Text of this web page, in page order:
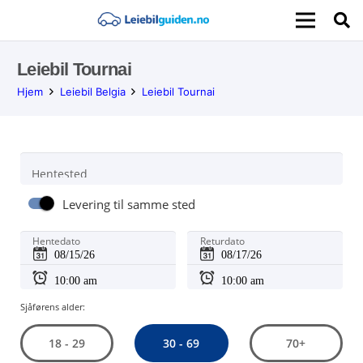
Leiebil Tournai
Hjem Leiebil Belgia Leiebil Tournai
Hentested
Levering til samme sted
Hentedato Returdato
Sjåførens alder:
18 - 29 30 - 69 70+